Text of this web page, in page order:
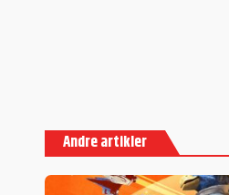
Andre artikler